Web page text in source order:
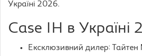
Україні 2026.
Case IH в Україні
Ексклюзивний дилер: